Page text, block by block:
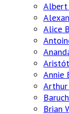
Albert
Alice
Annie
Arthur
Brian